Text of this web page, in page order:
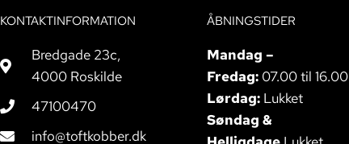
KONTAKTINFORMATION
Bredgade 23c,
4000 Roskilde
47100470
info@toftkobber.dk
ÅBNINGSTIDER
Mandag –
Fredag: 07.00 til 16.00
Lørdag: Lukket
Søndag &